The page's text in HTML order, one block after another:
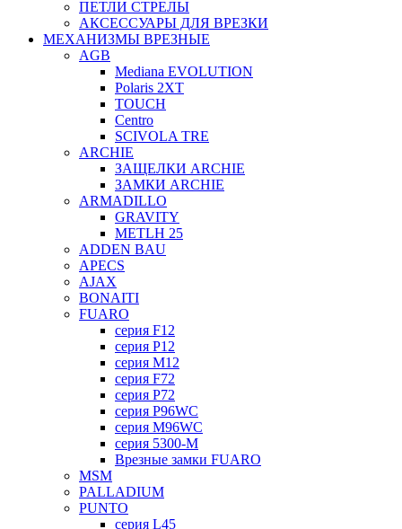
ПЕТЛИ СТРЕЛЫ
АКСЕССУАРЫ ДЛЯ ВРЕЗКИ
МЕХАНИЗМЫ ВРЕЗНЫЕ
AGB
Mediana EVOLUTION
Polaris 2XT
TOUCH
Centro
SCIVOLA TRE
ARCHIE
ЗАЩЕЛКИ ARCHIE
ЗАМКИ ARCHIE
ARMADILLO
GRAVITY
METLH 25
ADDEN BAU
APECS
AJAX
BONAITI
FUARO
серия F12
серия P12
серия M12
серия F72
серия P72
серия P96WC
серия M96WC
серия 5300-M
Врезные замки FUARO
MSM
PALLADIUM
PUNTO
серия L45